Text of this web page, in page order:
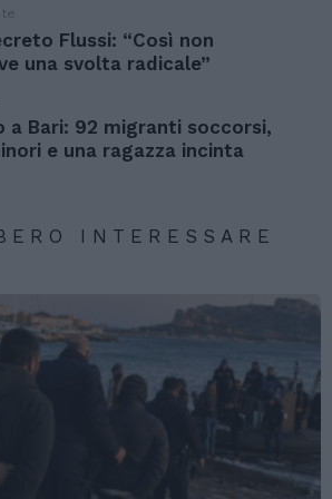
Flussi: “Così non
una svolta radicale”
a Bari: 92 migranti soccorsi,
e una ragazza incinta
INTERESSARE